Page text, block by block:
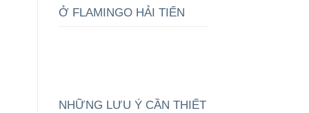
Ở FLAMINGO HẢI TIẾN
NHỮNG LƯU Ý CẦN THIẾT